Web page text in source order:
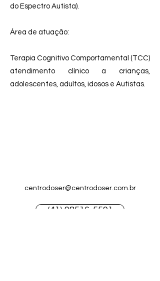
do Espectro Autista).
Área de atuação:
Terapia Cognitivo Comportamental (TCC)
atendimento clínico a crianças,
adolescentes, adultos, idosos e Autistas.
centrodoser@centrodoser.com.br
(41) 98516-5591